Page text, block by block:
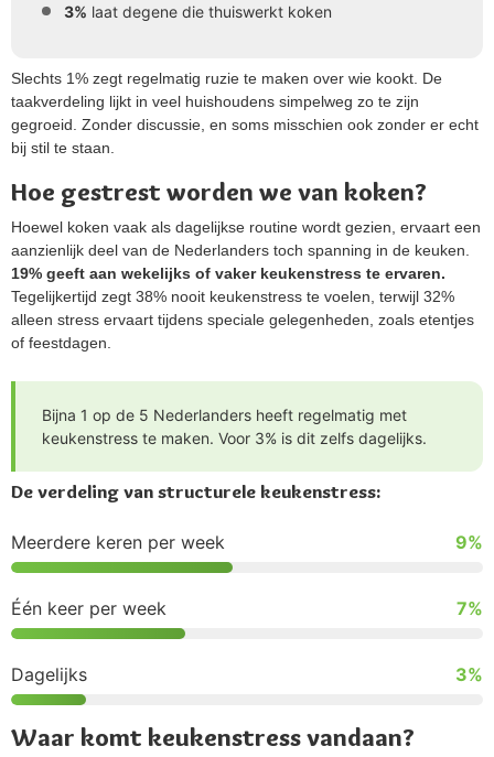
3% laat degene die thuiswerkt koken
Slechts 1% zegt regelmatig ruzie te maken over wie kookt. De
taakverdeling lijkt in veel huishoudens simpelweg zo te zijn
gegroeid. Zonder discussie, en soms misschien ook zonder er echt
bij stil te staan.
Hoe gestrest worden we van koken?
Hoewel koken vaak als dagelijkse routine wordt gezien, ervaart een
aanzienlijk deel van de Nederlanders toch spanning in de keuken.
19% geeft aan wekelijks of vaker keukenstress te ervaren.
Tegelijkertijd zegt 38% nooit keukenstress te voelen, terwijl 32%
alleen stress ervaart tijdens speciale gelegenheden, zoals etentjes
of feestdagen.
Bijna 1 op de 5 Nederlanders heeft regelmatig met
keukenstress te maken. Voor 3% is dit zelfs dagelijks.
De verdeling van structurele keukenstress:
Meerdere keren per week 9%
Één keer per week 7%
Dagelijks 3%
Waar komt keukenstress vandaan?